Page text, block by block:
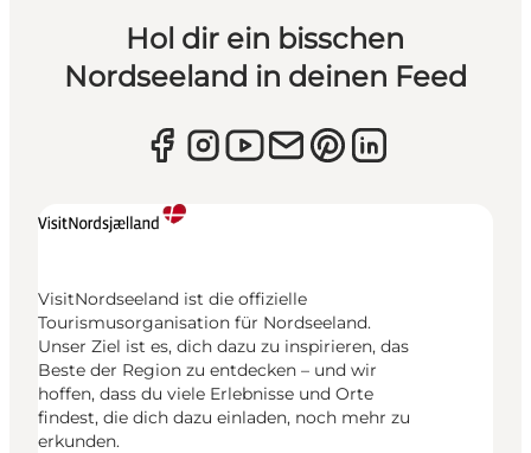
Hol dir ein bisschen
Nordseeland in deinen Feed
VisitNordseeland ist die offizielle
Tourismusorganisation für Nordseeland.
Unser Ziel ist es, dich dazu zu inspirieren, das
Beste der Region zu entdecken – und wir
hoffen, dass du viele Erlebnisse und Orte
findest, die dich dazu einladen, noch mehr zu
erkunden.